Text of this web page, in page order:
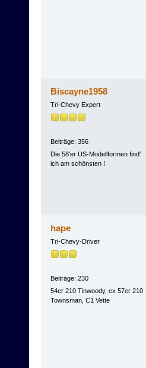
Biscayne1958
Tri-Chevy Expert
Beiträge: 356
Die 58'er US-Modellformen find'
ich am schönsten !
hape
Tri-Chevy-Driver
Beiträge: 230
54er 210 Tinwoody, ex 57er 210
Townsman, C1 Vette